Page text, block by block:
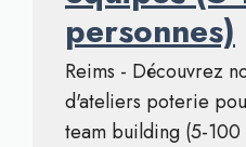
personnes)
Reims - Découvrez
d'ateliers poterie
team building (5-100